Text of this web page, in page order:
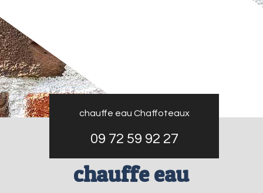
chauffe eau Chaffoteaux
09 72 59 92 27
chauffe eau